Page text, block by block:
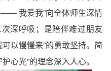
我爱我”向全体师生深情
深呼吸；是陪伴难过朋友
以慢慢来”的勇敢坚持。简
心光”的理念深入人心。